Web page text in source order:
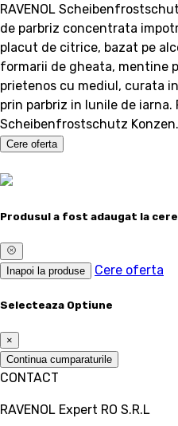
RAVENOL
de parbriz concentrata
placut de citrice, bazat pe
formarii de gheata, mentine
prietenos cu mediul, curata
prin parbriz in lunile de iarna.
Scheibenfrostschutz
Cere oferta
Produsul a fost adaugat la
Inapoi la produse Cere oferta
Selecteaza Optiune
×
Continua cumparaturile
CONTACT
RAVENOL Expert RO S.R.L